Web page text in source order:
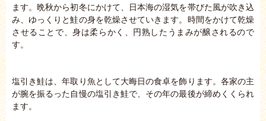
ます。晩秋から初冬にかけて、日本海の湿気を帯びた風が吹き込
み、ゆっくりと鮭の身を乾燥させていきます。時間をかけて乾燥
させることで、身は柔らかく、円熟したうまみが醸されるので
す。
塩引き鮭は、年取り魚として大晦日の食卓を飾ります。各家の主
が腕を振るった自慢の塩引き鮭で、その年の最後が締めくくられ
ます。